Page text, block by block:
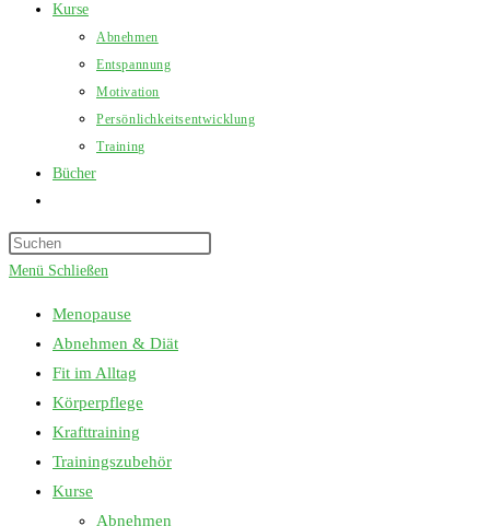
Kurse
Abnehmen
Entspannung
Motivation
Persönlichkeitsentwicklung
Training
Bücher
umschalten
Menü Schließen
Menopause
Abnehmen & Diät
Fit im Alltag
Körperpflege
Krafttraining
Trainingszubehör
Kurse
Abnehmen